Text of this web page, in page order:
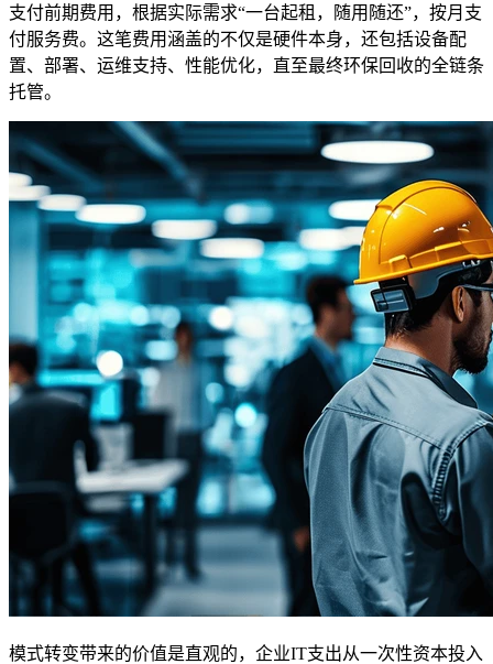
支付前期费用，根据实际需求“一台起租，随用随还”，按月支
付服务费。这笔费用涵盖的不仅是硬件本身，还包括设备配
置、部署、运维支持、性能优化，直至最终环保回收的全链条
托管。
模式转变带来的价值是直观的，企业IT支出从一次性资本投入